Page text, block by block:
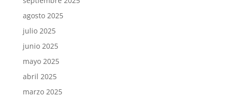
agosto 2025
julio 2025
junio 2025
mayo 2025
abril 2025
marzo 2025